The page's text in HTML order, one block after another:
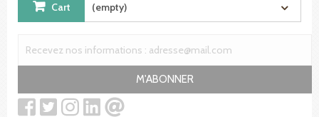
Cart (empty)
M'ABONNER